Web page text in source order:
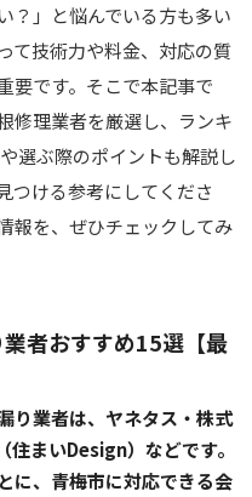
？」と悩んでいる方も多い
て技術力や料金、対応の質
要です。そこで本記事で
修理業者を厳選し、ランキ
選ぶ際のポイントも解説し
つける参考にしてくださ
報を、ぜひチェックしてみ
者おすすめ15選【最
り業者は、ヤネタス・株式
住まいDesign）などです。
に、青梅市に対応できる会